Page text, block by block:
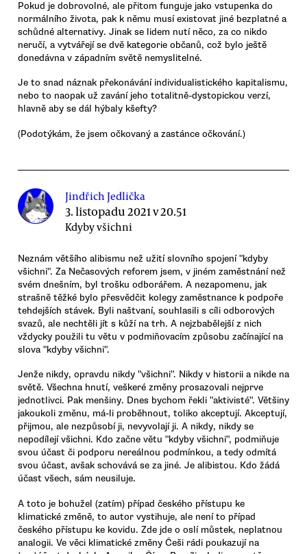
Pokud je dobrovolné, ale přitom funguje jako vstupenka do
normálního života, pak k němu musí existovat jiné bezplatné a
schůdné alternativy. Jinak se lidem nutí něco, za co nikdo
neručí, a vytvářejí se dvě kategorie občanů, což bylo ještě
donedávna v západním světě nemyslitelné.
Je to snad náznak překonávání individualistického kapitalismu,
nebo to naopak už zavání jeho totalitně-dystopickou verzí,
hlavně aby se dál hýbaly kšefty?
(Podotýkám, že jsem očkovaný a zastánce očkování.)
Jindřich Jedlička
3. listopadu 2021 v 20.51
Kdyby všichni
Neznám většího alibismu než užití slovního spojení "kdyby
všichni". Za Nečasových reforem jsem, v jiném zaměstnání než
svém dnešním, byl trošku odborářem. A nezapomenu, jak
strašně těžké bylo přesvědčit kolegy zaměstnance k podpoře
tehdejších stávek. Byli naštvaní, souhlasili s cíli odborových
svazů, ale nechtěli jít s kůží na trh. A nejzbabělejší z nich
vždycky použili tu větu v podmiňovacím způsobu začínající na
slova "kdyby všichni".
Jenže nikdy, opravdu nikdy "všichni". Nikdy v historii a nikde na
světě. Všechna hnutí, veškeré změny prosazovali nejprve
jednotlivci. Pak menšiny. Dnes bychom řekli "aktivisté". Většiny
jakoukoli změnu, má-li proběhnout, toliko akceptují. Akceptují,
přijmou, ale nezpůsobí ji, nevyvolají ji. A nikdy, nikdy se
nepodílejí všichni. Kdo začne větu "kdyby všichni", podmiňuje
svou účast či podporu nereálnou podmínkou, a tedy odmítá
svou účast, avšak schovává se za jiné. Je alibistou. Kdo žádá
účast všech, sám neusiluje.
A toto je bohužel (zatím) případ českého přístupu ke
klimatické změně, to autor vystihuje, ale není to případ
českého přístupu ke kovidu. Zde jde o oslí můstek, neplatnou
analogii. Ve věci klimatické změny Češi rádi poukazují na